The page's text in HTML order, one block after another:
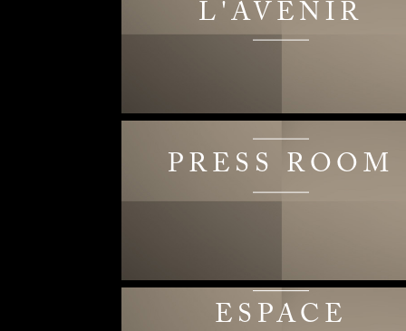
L'AVENIR
PRESS ROOM
ESPACE